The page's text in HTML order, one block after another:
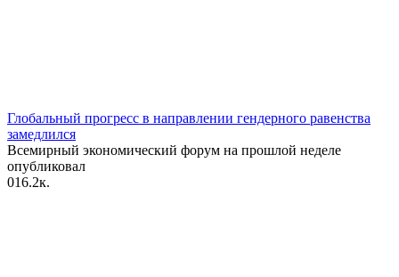
Глобальный прогресс в направлении гендерного равенства
замедлился
Всемирный экономический форум на прошлой неделе
опубликовал
016.2к.